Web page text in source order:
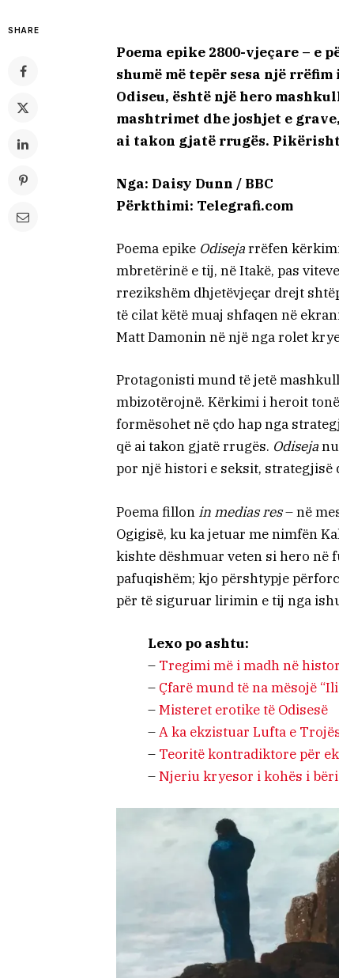
SHARE
Poema epike 2800-vjeçare – e
shumë më tepër sesa një
Odiseu, është një hero
mashtrimet dhe joshjet e
ai takon gjatë rrugës.
Nga: Daisy Dunn / BBC
Përkthimi: Telegrafi.com
Poema epike Odisejarrëfen
mbretërinë e tij, në Itakë, pas
rrezikshëm dhjetëvjeçar drejt
të cilat këtë muaj shfaqen në
Matt Damonin në një nga rolet
Protagonisti mund të jetë
mbizotërojnë. Kërkimi i heroit
formësohet në çdo hap nga
që ai takon gjatë rrugës. Odiseja
por një histori e seksit, strategjisë
Poema fillon in medias res– në
Ogigisë, ku ka jetuar me nimfën
kishte dëshmuar veten si hero në
pafuqishëm; kjo përshtypje
për të siguruar lirimin e tij nga
Lexo po ashtu:
– Tregimi më i madh në
– Çfarë mund të na mësojë
–Misteret erotike të Odisesë
–A ka ekzistuar Lufta e
– Teoritë kontradiktore për
–Njeriu kryesor i kohës i